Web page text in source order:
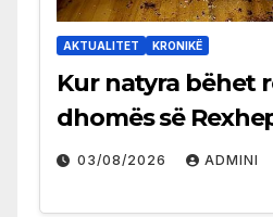
AKTUALITET KRONIKË
Kur natyra bëhet
dhomës së
03/08/2026 ADMINI